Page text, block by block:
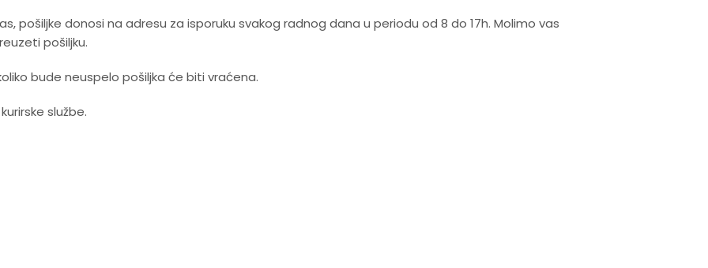
pošiljke donosi na adresu za isporuku svakog radnog dana u periodu od 8 do 17h. Molimo vas
pošiljku.
bude neuspelo pošiljka će biti vraćena.
službe.